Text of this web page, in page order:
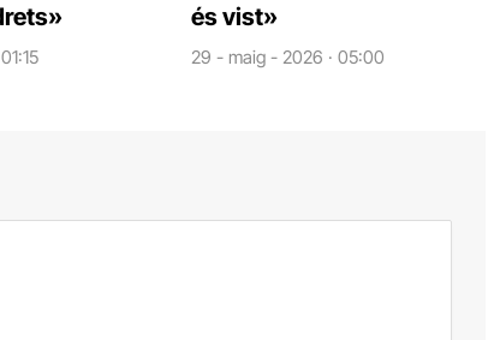
és vist»
29 - maig - 2026 · 05:00